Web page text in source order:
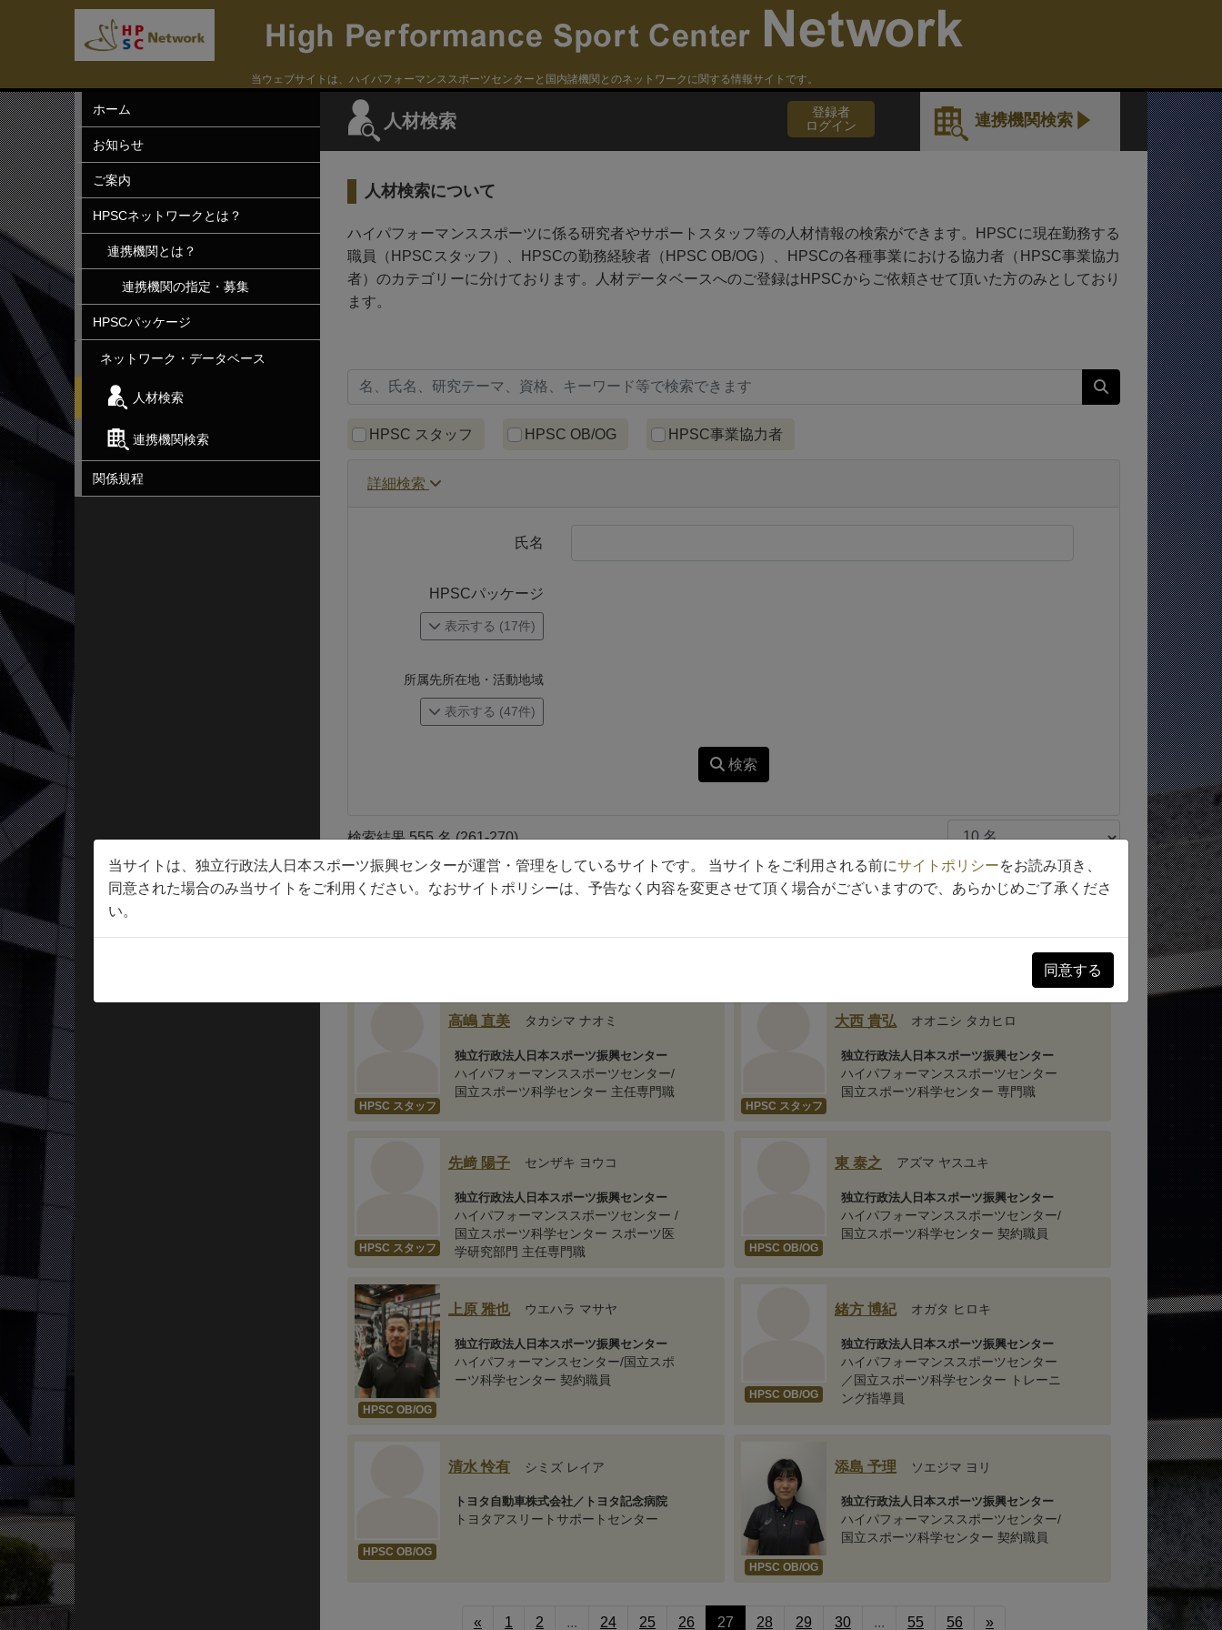
当ウェブサイトは、ハイパフォーマンススポーツセンターと国内諸機関とのネットワークに関する情報サイトです。
ホーム
お知らせ
ご案内
HPSCネットワークとは？
連携機関とは？
連携機関の指定・募集
HPSCパッケージ
ネットワーク・データベース
人材検索
連携機関検索
関係規程
人材検索
登録者
ログイン
連携機関検索
人材検索について
ハイパフォーマンススポーツに係る研究者やサポートスタッフ等の人材情報の検索ができます。HPSCに現在勤務する
職員（HPSCスタッフ）、HPSCの勤務経験者（HPSC OB/OG）、HPSCの各種事業における協力者（HPSC事業協力
者）のカテゴリーに分けております。人材データベースへのご登録はHPSCからご依頼させて頂いた方のみとしており
ます。
スタッフ区分による絞り込みチェックボックスです。クリックで該当スタッフ区分に
HPSC スタッフ HPSC OB/OG HPSC事業協力者
詳細検索
氏名
HPSCパッケージ
表示する (17件)
所属先所在地・活動地域
表示する (47件)
検索
検索結果 555 名 (261-270)
林 勇樹 ハヤシ ユウキ 田村 尚之 タムラ ナオユキ
HPSC スタッフ
高嶋 直美 タカシマ ナオミ
独立行政法人日本スポーツ振興センター
ハイパフォーマンススポーツセンター/
国立スポーツ科学センター 主任専門職
HPSC スタッフ
大西 貴弘 オオニシ タカヒロ
独立行政法人日本スポーツ振興センター
ハイパフォーマンススポーツセンター
国立スポーツ科学センター 専門職
HPSC スタッフ
先﨑 陽子 センザキ ヨウコ
独立行政法人日本スポーツ振興センター
ハイパフォーマンススポーツセンター /
国立スポーツ科学センター スポーツ医
学研究部門 主任専門職
HPSC OB/OG
東 泰之 アズマ ヤスユキ
独立行政法人日本スポーツ振興センター
ハイパフォーマンススポーツセンター/
国立スポーツ科学センター 契約職員
HPSC OB/OG
上原 雅也 ウエハラ マサヤ
独立行政法人日本スポーツ振興センター
ハイパフォーマンスセンター/国立スポ
ーツ科学センター 契約職員
HPSC OB/OG
緒方 博紀 オガタ ヒロキ
独立行政法人日本スポーツ振興センター
ハイパフォーマンススポーツセンター
／国立スポーツ科学センター トレーニ
ング指導員
HPSC OB/OG
清水 怜有 シミズ レイア
トヨタ自動車株式会社／トヨタ記念病院
トヨタアスリートサポートセンター
HPSC OB/OG
添島 予理 ソエジマ ヨリ
独立行政法人日本スポーツ振興センター
ハイパフォーマンススポーツセンター/
国立スポーツ科学センター 契約職員
« 1 2 ... 24 25 26 27 28 29 30 ... 55 56 »
当サイトは、独立行政法人日本スポーツ振興センターが運営・管理をしているサイトです。 当サイトをご利用される前にサイトポリシーをお読み頂き、
同意された場合のみ当サイトをご利用ください。なおサイトポリシーは、予告なく内容を変更させて頂く場合がございますので、あらかじめご了承くださ
い。
同意する